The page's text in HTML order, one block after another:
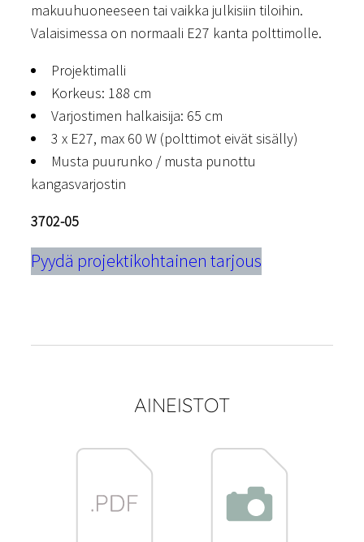
makuuhuoneeseen tai vaikka julkisiin tiloihin.
Valaisimessa on normaali E27 kanta polttimolle.
Projektimalli
Korkeus: 188 cm
Varjostimen halkaisija: 65 cm
3 x E27, max 60 W (polttimot eivät sisälly)
Musta puurunko / musta punottu
kangasvarjostin
3702-05
Pyydä projektikohtainen tarjous
AINEISTOT